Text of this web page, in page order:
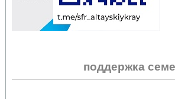
поддержка